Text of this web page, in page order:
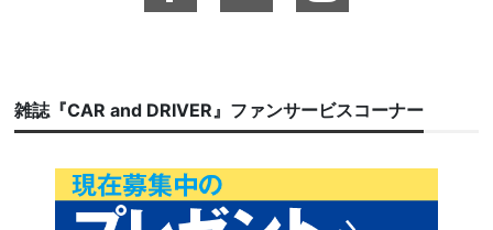
雑誌『CAR and DRIVER』ファンサービスコーナー